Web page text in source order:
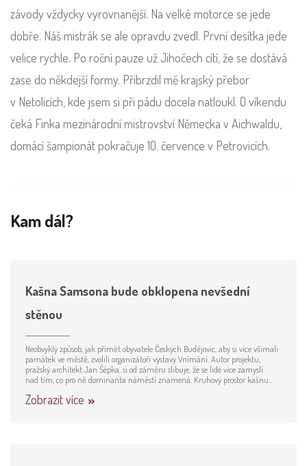
závody vždycky vyrovnanější. Na velké motorce se jede
dobře. Náš mistrák se ale opravdu zvedl. První desítka jede
velice rychle. Po roční pauze už Jihočech cítí, že se dostává
zase do někdejší formy. Přibrzdil mě krajský přebor
v Netolicích, kde jsem si při pádu docela natloukl. O víkendu
čeká Finka mezinárodní mistrovství Německa v Aichwaldu,
domácí šampionát pokračuje 10. července v Petrovicích.
Kam dál?
Kašna Samsona bude obklopena nevšední
stěnou
Neobvyklý způsob, jak přimět obyvatele Českých Budějovic, aby si více všímali
památek ve městě, zvolili organizátoři výstavy Vnímání. Autor projektu,
pražský architekt Jan Šépka, si od záměru slibuje, že se lidé více zamyslí
nad tím, co pro ně dominanta náměstí znamená. Kruhový prostor kašnu...
Zobrazit více